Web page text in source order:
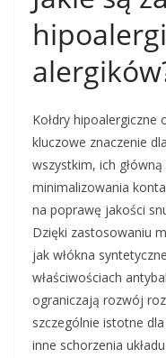
Kołdry
kluczowe znaczenie
wszystkim, ich
minimalizowania
na poprawę jakości
Dzięki zastosowaniu
jak włókna
właściwościach
ograniczają rozwój
szczególnie istotne
inne schorzenia